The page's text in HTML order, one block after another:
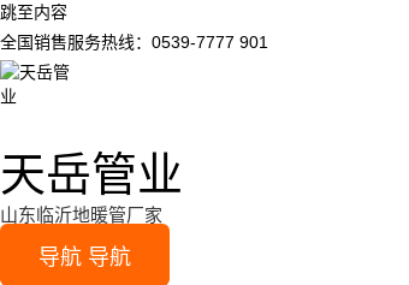
跳至内容
全国销售服务热线：0539-7777 901
天岳管业
山东临沂地暖管厂家
导航 导航